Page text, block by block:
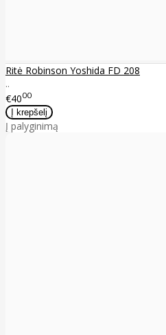
Ritė Robinson Yoshida FD 208
..
€4000
Į palyginimą